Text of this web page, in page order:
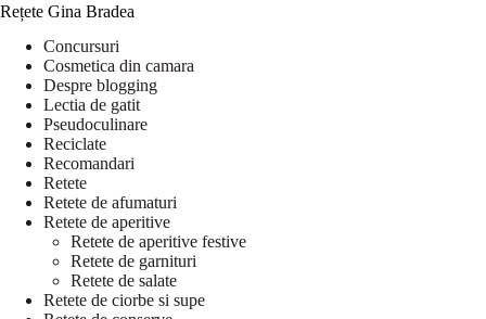
Rețete Gina Bradea
Concursuri
Cosmetica din camara
Despre blogging
Lectia de gatit
Pseudoculinare
Reciclate
Recomandari
Retete
Retete de afumaturi
Retete de aperitive
Retete de aperitive festive
Retete de garnituri
Retete de salate
Retete de ciorbe si supe